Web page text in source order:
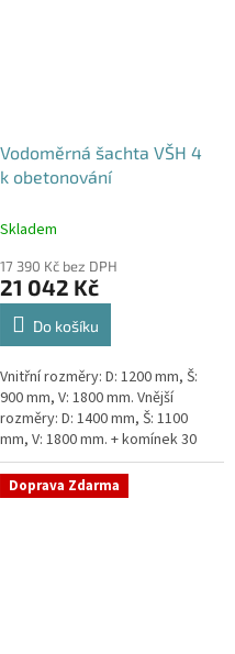
Vodoměrná šachta VŠH 4
k obetonování
Skladem
17 390 Kč bez DPH
21 042 Kč
Do košíku
Vnitřní rozměry: D: 1200 mm, Š:
900 mm, V: 1800 mm. Vnější
rozměry: D: 1400 mm, Š: 1100
mm, V: 1800 mm. + komínek 30
cm. Vodoměrná šachta k
obetonování - pojízdná i pod...
Doprava Zdarma